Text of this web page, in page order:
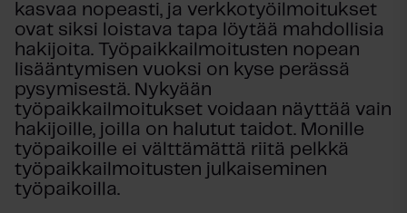
kasvaa nopeasti, ja verkkotyöilmoitukset
ovat siksi loistava tapa löytää mahdollisia
hakijoita. Työpaikkailmoitusten nopean
lisääntymisen vuoksi on kyse perässä
pysymisestä. Nykyään
työpaikkailmoitukset voidaan näyttää vain
hakijoille, joilla on halutut taidot. Monille
työpaikoille ei välttämättä riitä pelkkä
työpaikkailmoitusten julkaiseminen
työpaikoilla.